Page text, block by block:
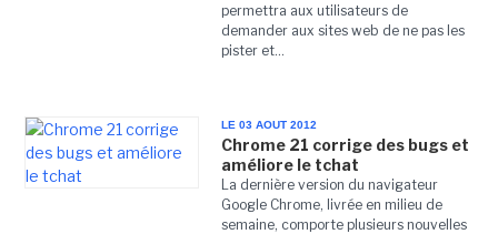
permettra aux utilisateurs de
demander aux sites web de ne pas les
pister et...
LE 03 AOUT 2012
Chrome 21 corrige des bugs et
améliore le tchat
La dernière version du navigateur
Google Chrome, livrée en milieu de
semaine, comporte plusieurs nouvelles